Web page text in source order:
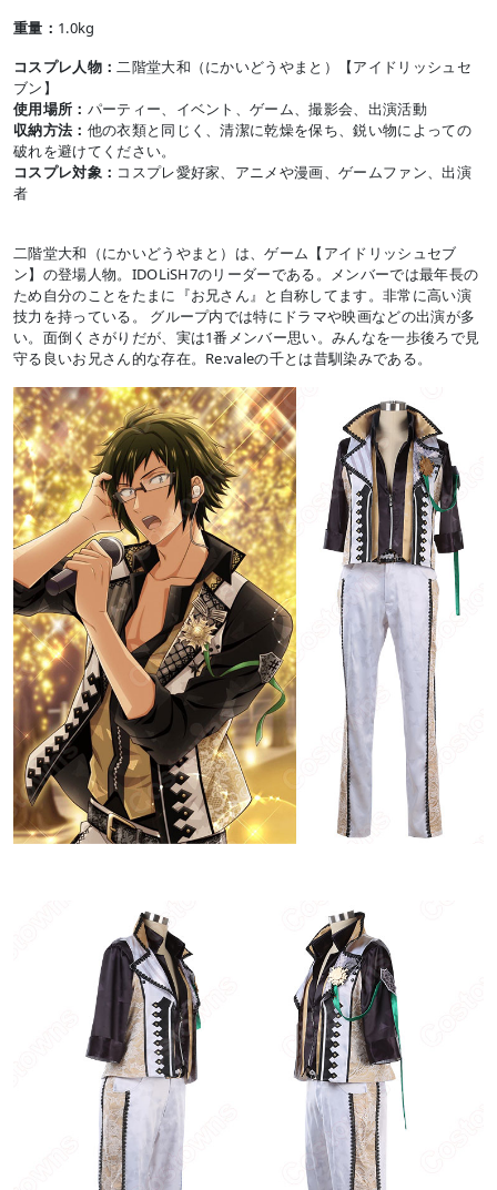
重量： 1.0kg
コスプレ人物：二階堂大和（にかいどうやまと）【アイドリッシュセ
ブン】
使用場所： パーティー、イベント、ゲーム、撮影会、出演活動
収納方法： 他の衣類と同じく、清潔に乾燥を保ち、鋭い物によっての
破れを避けてください。
コスプレ対象： コスプレ愛好家、アニメや漫画、ゲームファン、出演
者
二階堂大和（にかいどうやまと）は、ゲーム【アイドリッシュセブ
ン】の登場人物。IDOLiSH7のリーダーである。メンバーでは最年長の
ため自分のことをたまに『お兄さん』と自称してます。非常に高い演
技力を持っている。 グループ内では特にドラマや映画などの出演が多
い。面倒くさがりだが、実は1番メンバー思い。みんなを一歩後ろで見
守る良いお兄さん的な存在。Re:valeの千とは昔馴染みである。